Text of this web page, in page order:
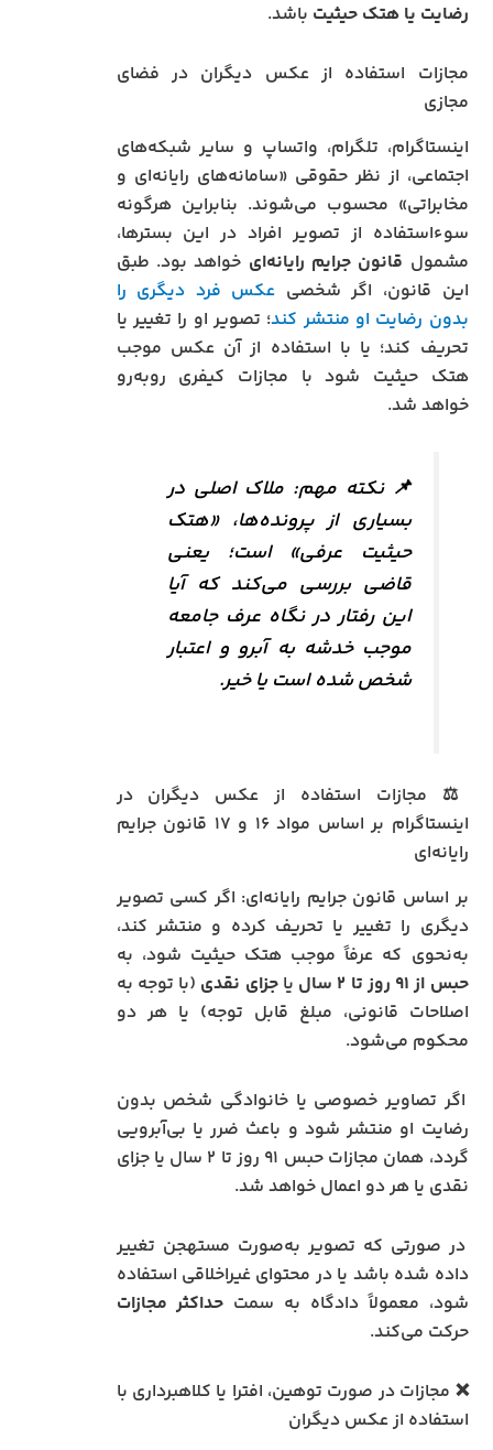
رضایت یا هتک حیثیت باشد.
مجازات استفاده از عکس دیگران در فضای
مجازی
اینستاگرام، تلگرام، واتساپ و سایر شبکه‌های
اجتماعی، از نظر حقوقی «سامانه‌های رایانه‌ای و
مخابراتی» محسوب می‌شوند. بنابراین هرگونه
سوءاستفاده از تصویر افراد در این بسترها،
مشمول قانون جرایم رایانه‌ای خواهد بود. طبق
این قانون، اگر شخصی عکس فرد دیگری را
بدون رضایت او منتشر کند؛ تصویر او را تغییر یا
تحریف کند؛ یا با استفاده از آن عکس موجب
هتک حیثیت شود با مجازات کیفری روبه‌رو
خواهد شد.
📌 نکته مهم: ملاک اصلی در
بسیاری از پرونده‌ها، «هتک
حیثیت عرفی» است؛ یعنی
قاضی بررسی می‌کند که آیا
این رفتار در نگاه عرف جامعه
موجب خدشه به آبرو و اعتبار
شخص شده است یا خیر.
⚖️ مجازات استفاده از عکس دیگران در
اینستاگرام بر اساس مواد ۱۶ و ۱۷ قانون جرایم
رایانه‌ای
بر اساس قانون جرایم رایانه‌ای: اگر کسی تصویر
دیگری را تغییر یا تحریف کرده و منتشر کند،
به‌نحوی که عرفاً موجب هتک حیثیت شود، به
حبس از ۹۱ روز تا ۲ سال
یاجزای نقدی (با توجه به
اصلاحات قانونی، مبلغ قابل توجه) یا هر دو
محکوم می‌شود.
اگر تصاویر خصوصی یا خانوادگی شخص بدون
رضایت او منتشر شود و باعث ضرر یا بی‌آبرویی
گردد، همان مجازات حبس ۹۱ روز تا ۲ سال یا جزای
نقدی یا هر دو اعمال خواهد شد.
در صورتی که تصویر به‌صورت مستهجن تغییر
داده شده باشد یا در محتوای غیراخلاقی استفاده
شود، معمولاً دادگاه به سمت حداکثر مجازات
حرکت می‌کند.
❌ مجازات در صورت توهین، افترا یا کلاهبرداری با
استفاده از عکس دیگران